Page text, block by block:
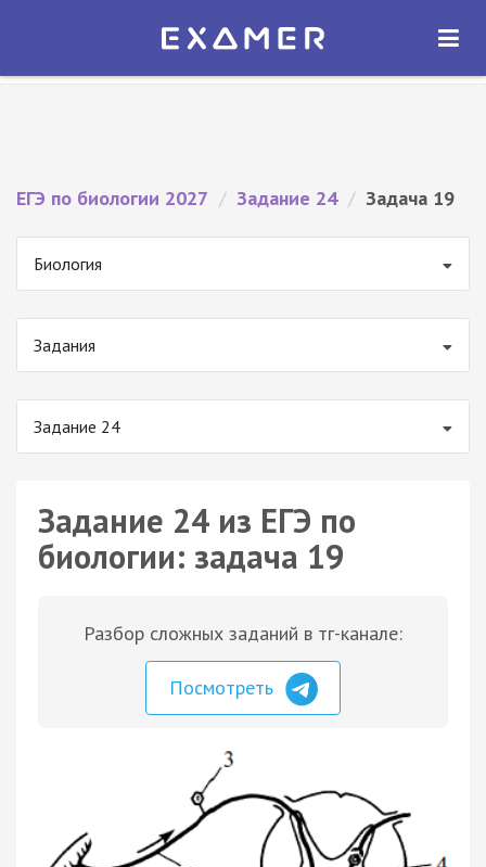
Экзамер — ЕГЭ 2027
ОТКРЫТЬ
ЕГЭ по биологии 2027 / Задание 24 / Задача 19
Биология
Задания
Задание 24
Задание 24 из ЕГЭ по
биологии: задача 19
Разбор сложных заданий в тг-канале:
Посмотреть